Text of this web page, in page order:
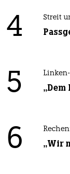
4 Streit
5
6 „Wir